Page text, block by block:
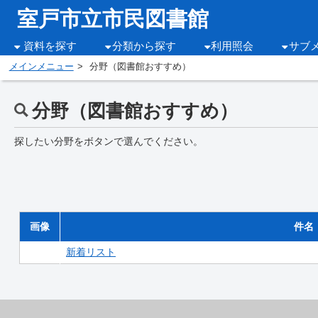
室戸市立市民図書館
資料を探す 分類から探す 利用照会 サブ
メインメニュー 分野（図書館おすすめ）
分野（図書館おすすめ）
探したい分野をボタンで選んでください。
画像 件名
新着リスト